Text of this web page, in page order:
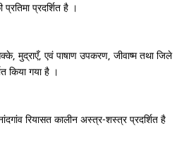
प्रदर्शित है ।
मुद्राएँ, एवं पाषाण उपकरण, जीवाष्म तथा जिले
किया गया है ।
रियासत कालीन अस्त्र-शस्त्र प्रदर्शित है